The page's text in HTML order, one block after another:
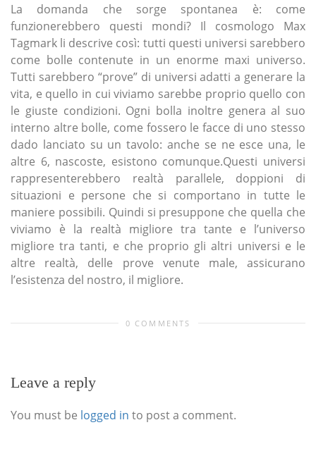
La domanda che sorge spontanea è: come
funzionerebbero questi mondi? Il cosmologo Max
Tagmark li descrive così: tutti questi universi sarebbero
come bolle contenute in un enorme maxi universo.
Tutti sarebbero “prove” di universi adatti a generare la
vita, e quello in cui viviamo sarebbe proprio quello con
le giuste condizioni. Ogni bolla inoltre genera al suo
interno altre bolle, come fossero le facce di uno stesso
dado lanciato su un tavolo: anche se ne esce una, le
altre 6, nascoste, esistono comunque.Questi universi
rappresenterebbero realtà parallele, doppioni di
situazioni e persone che si comportano in tutte le
maniere possibili. Quindi si presuppone che quella che
viviamo è la realtà migliore tra tante e l’universo
migliore tra tanti, e che proprio gli altri universi e le
altre realtà, delle prove venute male, assicurano
l’esistenza del nostro, il migliore.
0 COMMENTS
Leave a reply
You must be logged in to post a comment.